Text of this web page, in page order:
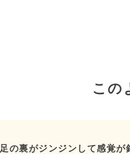
この
足の裏がジンジンして感覚が